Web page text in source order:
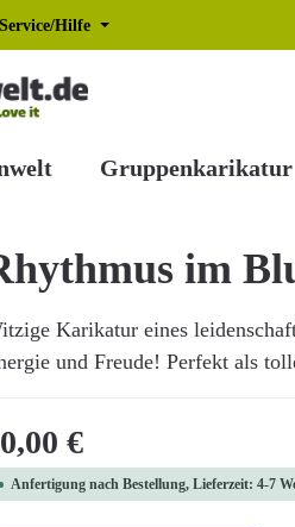
Service/Hilfe
Gruppenkarikatur
im
Karikatur eines
und Freude! Perfekt als
Preis:
€
Anfertigung nach Bestellung, Lieferzeit: 4-7